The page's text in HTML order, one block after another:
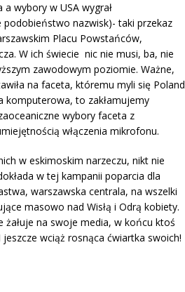
wybory w USA wygrał
nazwisk)- taki przekaz
Placu Powstańców,
W ich świecie nic nie musi, ba, nie
zawodowym poziomie. Ważne,
na faceta, któremu myli się Poland
komputerowa, to zakłamujemy
wybory faceta z
włączenia mikrofonu.
w eskimoskim narzeczu, nikt nie
w tej kampanii poparcia dla
warszawska centrala, na wszelki
masowo nad Wisłą i Odrą kobiety.
żałuje na swoje media, w końcu ktoś
wciąż rosnąca ćwiartka swoich!